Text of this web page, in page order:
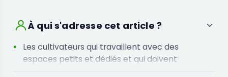
À qui s'adresse cet article ?
Les cultivateurs qui travaillent avec des
espaces petits et dédiés et qui doivent